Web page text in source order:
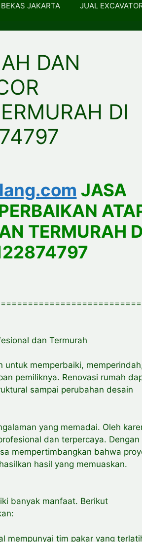
JAKARTA JUAL
DAN
DI
JASA
TERMURAH
dan Termurah
untuk memperbaiki,
pemiliknya. Renovasi rumah
sampai perubahan desain
yang memadai. Oleh
dan terpercaya. Dengan
mempertimbangkan bahwa
hasil yang memuaskan.
banyak manfaat. Berikut
mempunyai tim pakar yang